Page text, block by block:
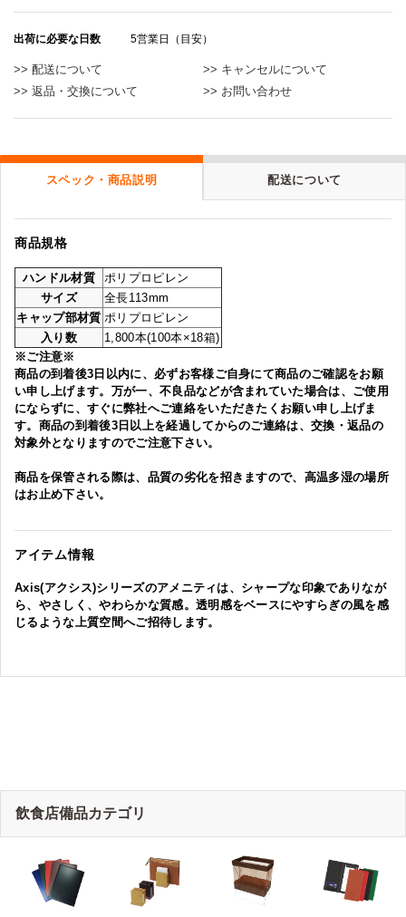
出荷に必要な日数 5営業日（目安）
>> 配送について
>> キャンセルについて
>> 返品・交換について
>> お問い合わせ
スペック・商品説明 配送について
商品規格
ハンドル材質
ポリプロピレン
サイズ
全長113mm
キャップ部材質 ポリプロピレン
入り数
1,800本(100本×18箱)
※ご注意※
商品の到着後3日以内に、必ずお客様ご自身にて商品のご確認をお願
い申し上げます。万が一、不良品などが含まれていた場合は、ご使用
にならずに、すぐに弊社へご連絡をいただきたくお願い申し上げま
す。商品の到着後3日以上を経過してからのご連絡は、交換・返品の
対象外となりますのでご注意下さい。
商品を保管される際は、品質の劣化を招きますので、高温多湿の場所
はお止め下さい。
アイテム情報
Axis(アクシス)シリーズのアメニティは、シャープな印象でありなが
ら、やさしく、やわらかな質感。透明感をベースにやすらぎの風を感
じるような上質空間へご招待します。
飲食店備品カテゴリ